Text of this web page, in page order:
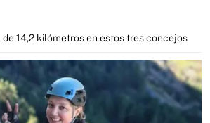
14,2 kilómetros en estos tres concejos